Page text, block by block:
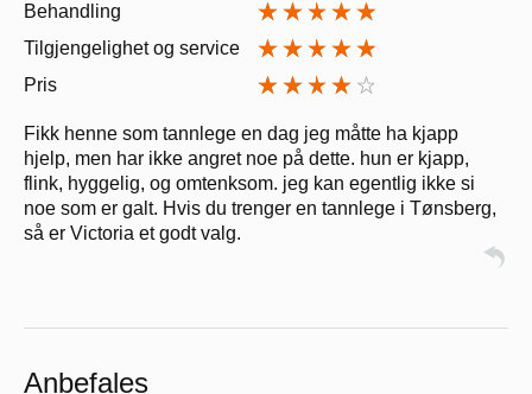
Behandling
Tilgjengelighet og service
Pris
Fikk henne som tannlege en dag jeg måtte ha kjapp
hjelp, men har ikke angret noe på dette. hun er kjapp,
flink, hyggelig, og omtenksom. jeg kan egentlig ikke si
noe som er galt. Hvis du trenger en tannlege i Tønsberg,
så er Victoria et godt valg.
Anbefales